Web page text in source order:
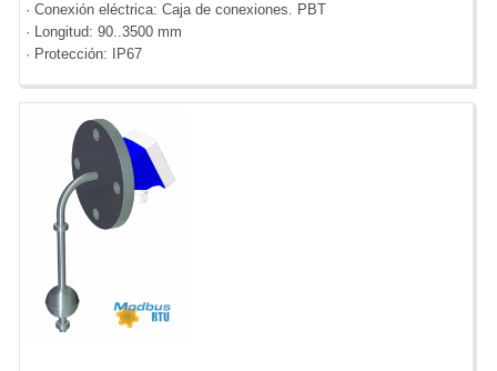
· Conexión eléctrica: Caja de conexiones. PBT
· Longitud: 90..3500 mm
· Protección: IP67